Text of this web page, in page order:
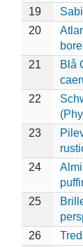
19
20
21
Blå
22
23
24
25
26